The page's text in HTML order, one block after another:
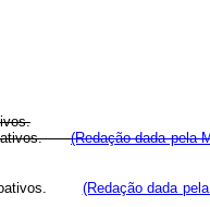
(Redação dada pela
(Redação dada